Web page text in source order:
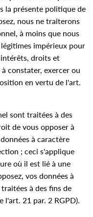
la présente politique de
nous ne traiterons
à moins que nous
impérieux pour
droits et
constater, exercer ou
en vertu de l'art.
sont traitées à des
de vous opposer à
à caractère
; ceci s'applique
où il est lié à une
vos données à
à des fins de
l'art. 21 par. 2 RGPD).